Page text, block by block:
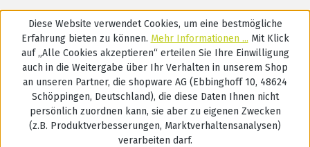
Diese Website verwendet Cookies, um eine bestmögliche
Erfahrung bieten zu können. Mehr Informationen ... Mit Klick
auf „Alle Cookies akzeptieren“ erteilen Sie Ihre Einwilligung
auch in die Weitergabe über Ihr Verhalten in unserem Shop
an unseren Partner, die shopware AG (Ebbinghoff 10, 48624
Schöppingen, Deutschland), die diese Daten Ihnen nicht
persönlich zuordnen kann, sie aber zu eigenen Zwecken
(z.B. Produktverbesserungen, Marktverhaltensanalysen)
verarbeiten darf.